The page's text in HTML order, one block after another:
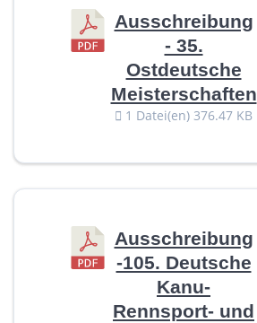
Ausschreibung
- 35.
Ostdeutsche
Meisterschaften
1 Datei(en) 376.47 KB
Ausschreibung
-105. Deutsche
Kanu-
Rennsport- und